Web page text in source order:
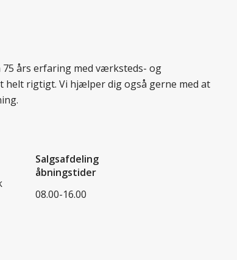
års erfaring med værksteds- og
rigtigt. Vi hjælper dig også gerne med at
Salgsafdeling
åbningstider
08.00-16.00